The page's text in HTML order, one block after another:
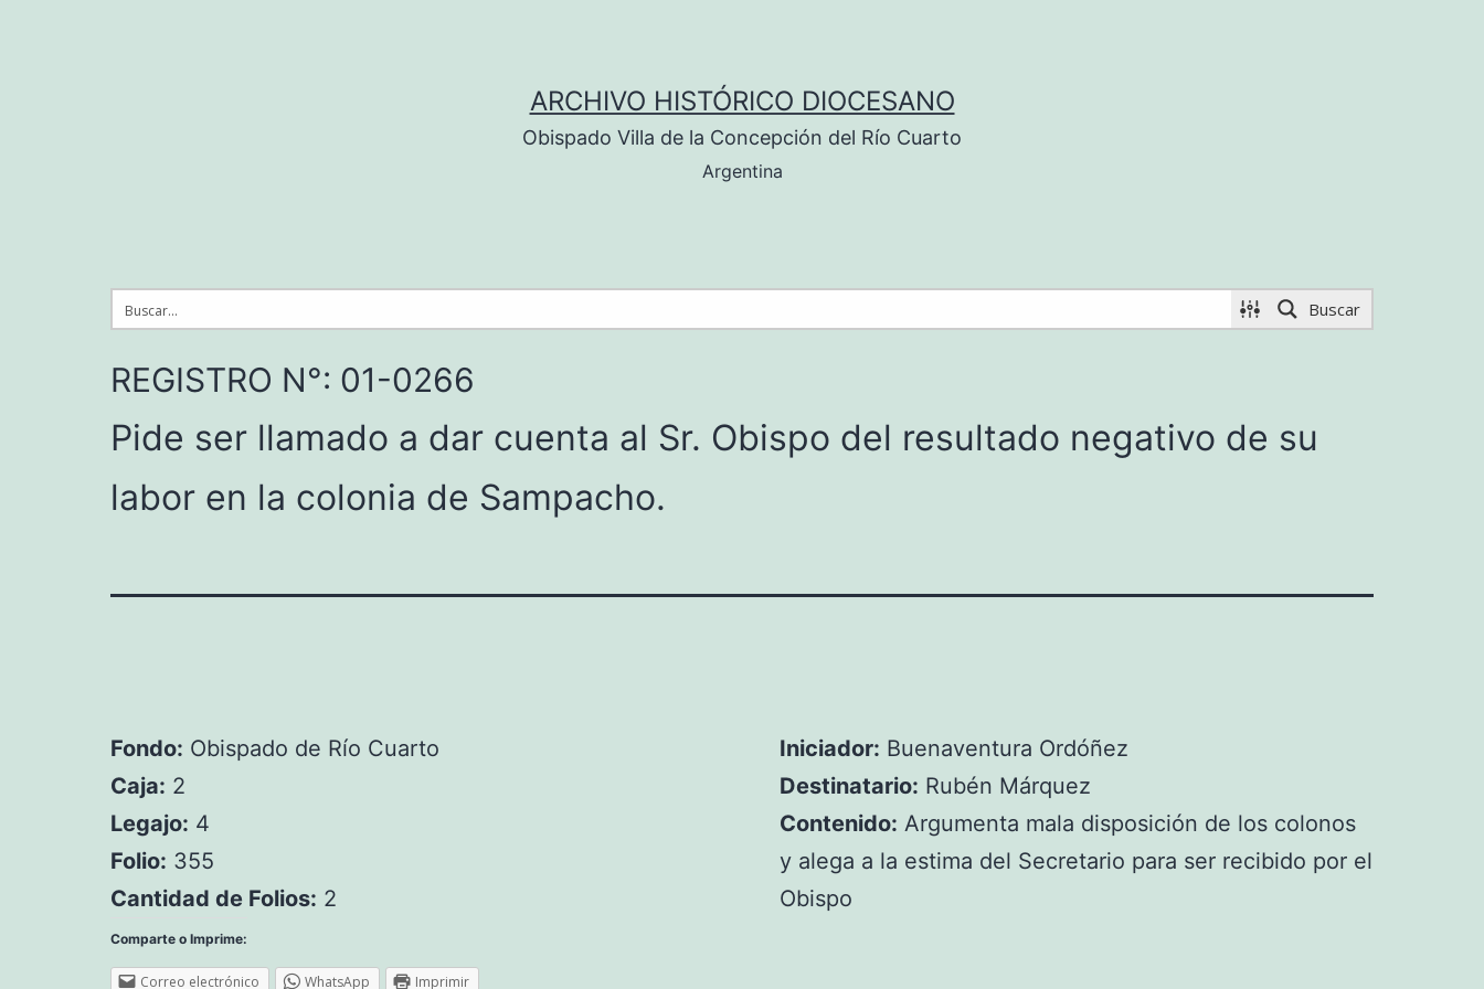
ARCHIVO HISTÓRICO DIOCESANO
Obispado Villa de la Concepción del Río Cuarto
Argentina
Buscar
REGISTRO N°: 01-0266
Pide ser llamado a dar cuenta al Sr. Obispo del resultado negativo de su
labor en la colonia de Sampacho.
Fondo: Obispado de Río Cuarto
Caja: 2
Legajo: 4
Folio: 355
Cantidad de Folios: 2
Iniciador: Buenaventura Ordóñez
Destinatario: Rubén Márquez
Contenido: Argumenta mala disposición de los colonos
y alega a la estima del Secretario para ser recibido por el
Obispo
Comparte o Imprime:
Correo electrónico WhatsApp Imprimir